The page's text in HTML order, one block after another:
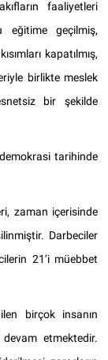
faaliyetleri
eğitime geçilmiş,
kapatılmış,
birlikte meslek
bir şekilde
tarihinde
zaman içerisinde
Darbeciler
21’i müebbet
birçok insanın
etmektedir.